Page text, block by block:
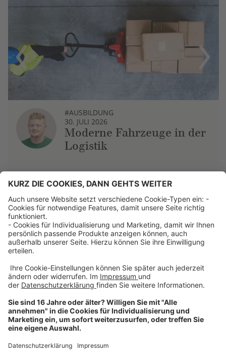
Previous
#AUSBILDUNG
30. JULI 2026
Moderne Fahrzeuge in der
Logistik
Next
Über uns
Dehner Unternehmen
Jobs bei Dehner